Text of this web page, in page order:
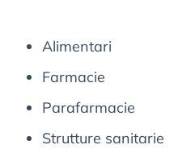
Alimentari
Farmacie
Parafarmacie
Strutture sanitarie